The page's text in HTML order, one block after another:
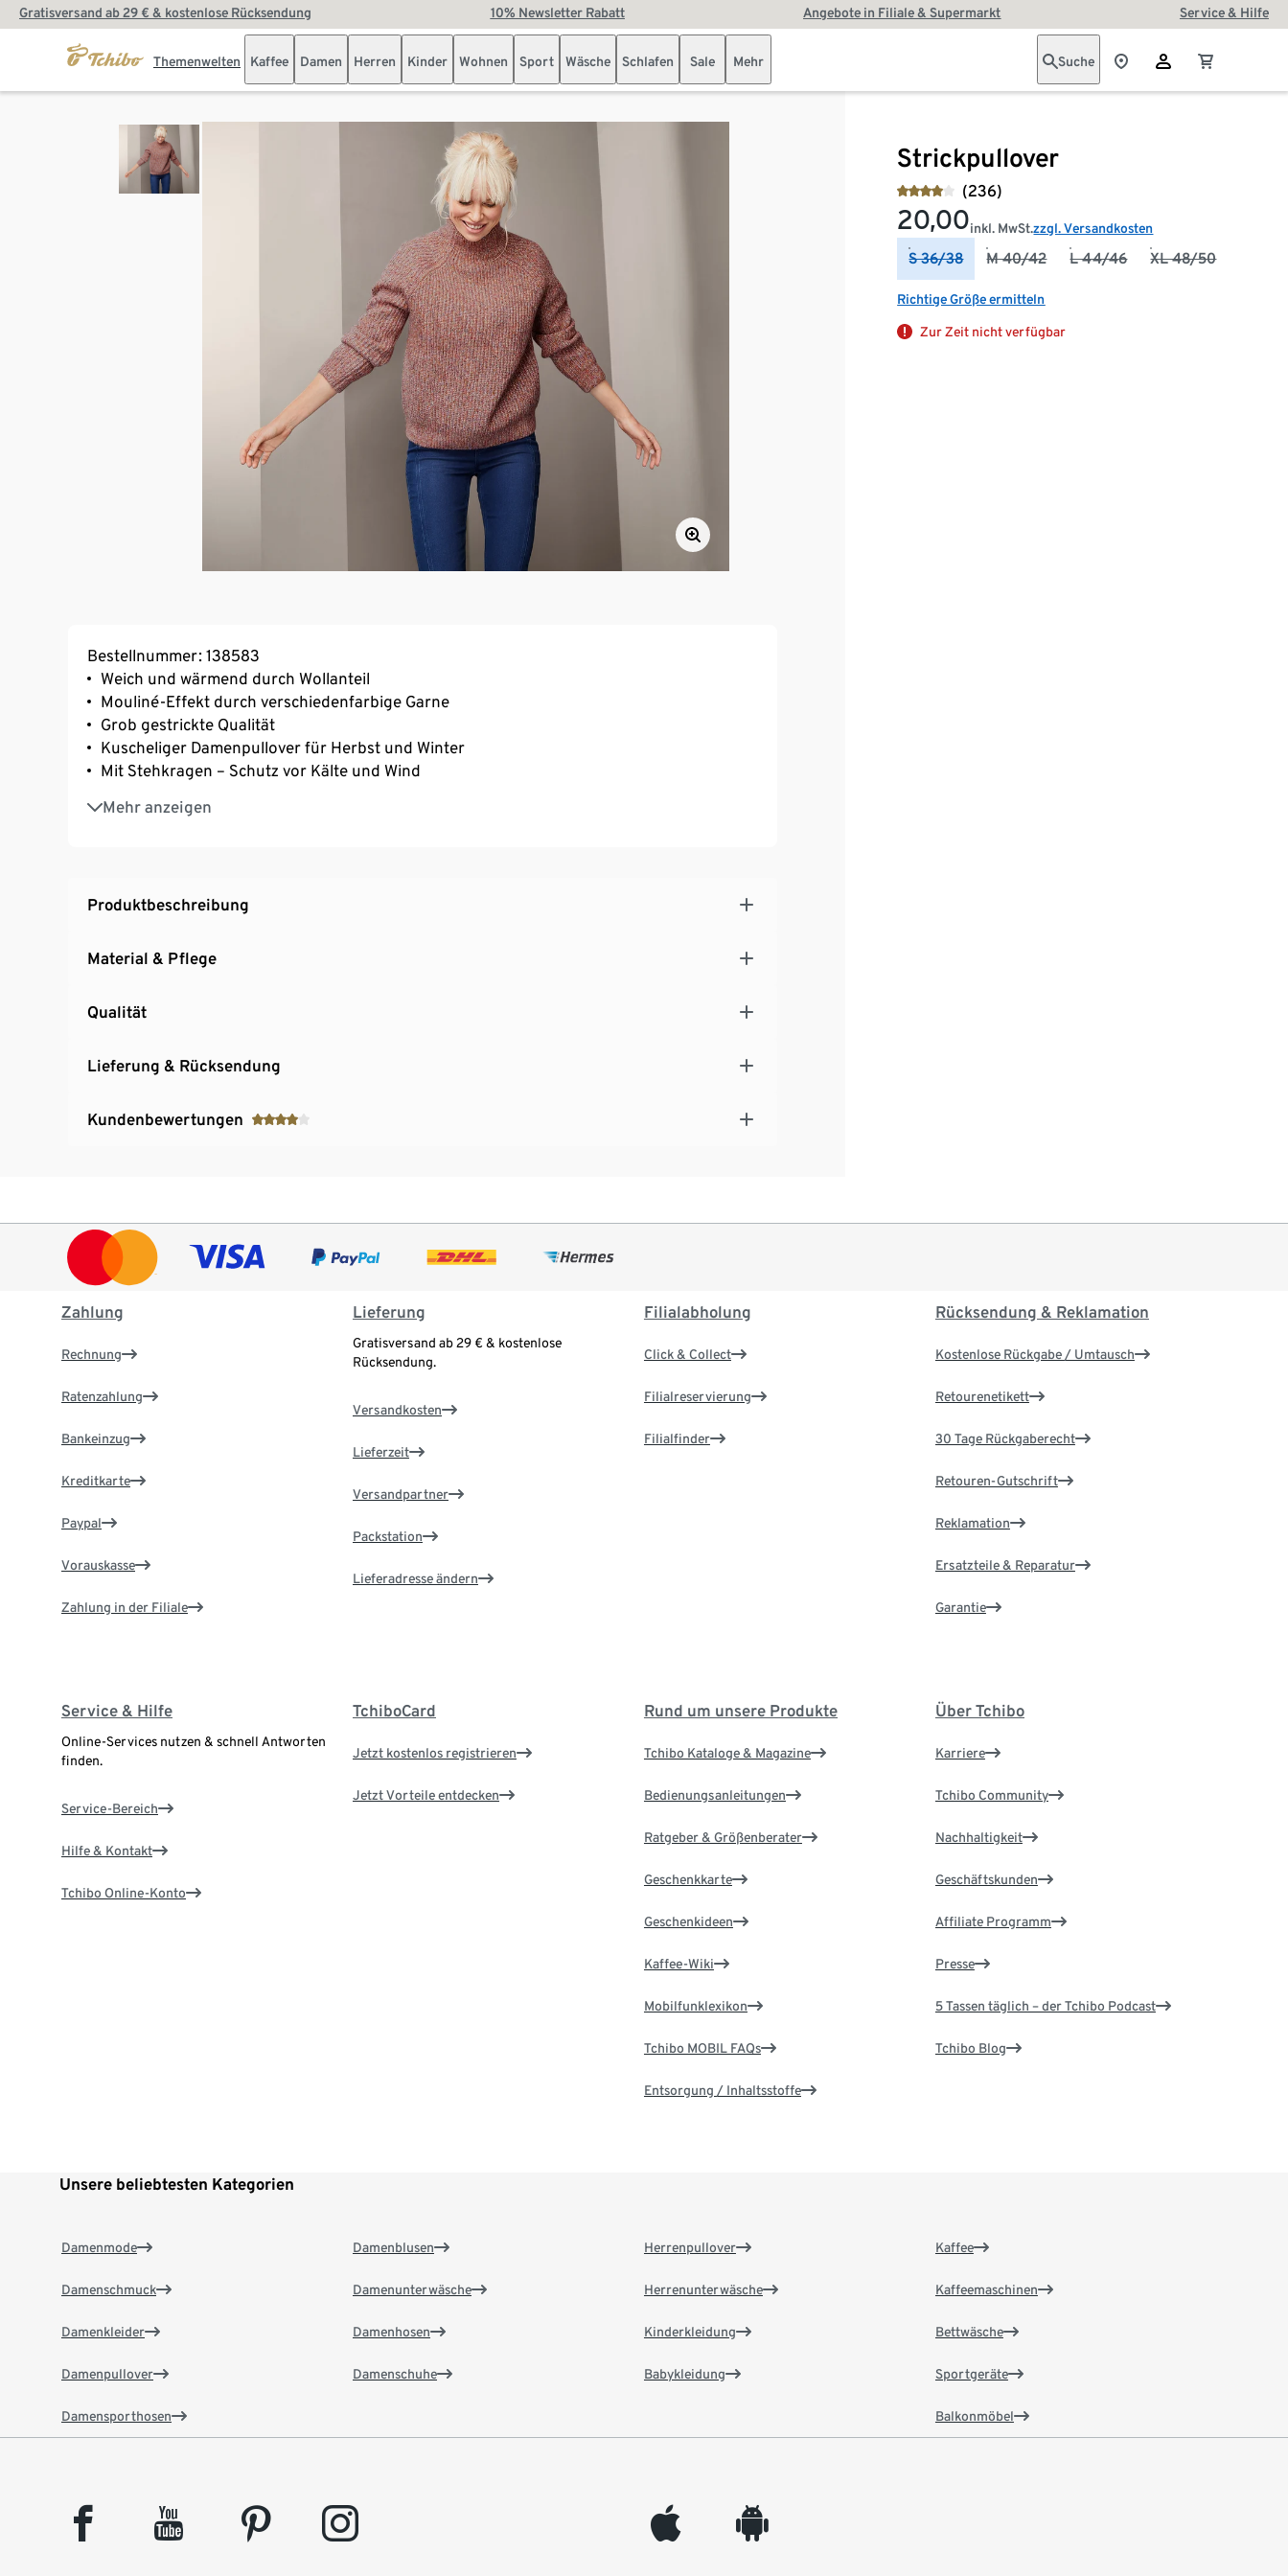
Gratisversand ab 29 € & kostenlose Rücksendung 10% Newsletter Rabatt Angebote in Filiale & Supermarkt Service & Hilfe
Themenwelten Kaffee Damen Herren Kinder Wohnen Sport Wäsche Schlafen Sale Mehr Suche
Strickpullover
(236)
20,00inkl. MwSt.zzgl. Versandkosten
S 36/38 M 40/42 L 44/46 XL 48/50
Richtige Größe ermitteln
Zur Zeit nicht verfügbar
Bestellnummer: 138583
Weich und wärmend durch Wollanteil
Mouliné-Effekt durch verschiedenfarbige Garne
Grob gestrickte Qualität
Kuscheliger Damenpullover für Herbst und Winter
Mit Stehkragen – Schutz vor Kälte und Wind
Mehr anzeigen
Raglanärmel
Rippbündchen an Ärmelabschluss und Saum
Produktbeschreibung
Material & Pflege
Qualität
Lieferung & Rücksendung
Kundenbewertungen
Zahlung
Rechnung
Ratenzahlung
Bankeinzug
Kreditkarte
Paypal
Vorauskasse
Zahlung in der Filiale
Lieferung
Gratisversand ab 29 € & kostenlose
Rücksendung.
Versandkosten
Lieferzeit
Versandpartner
Packstation
Lieferadresse ändern
Filialabholung
Click & Collect
Filialreservierung
Filialfinder
Rücksendung & Reklamation
Kostenlose Rückgabe / Umtausch
Retourenetikett
30 Tage Rückgaberecht
Retouren-Gutschrift
Reklamation
Ersatzteile & Reparatur
Garantie
Service & Hilfe
Online-Services nutzen & schnell Antworten
finden.
Service-Bereich
Hilfe & Kontakt
Tchibo Online-Konto
TchiboCard
Jetzt kostenlos registrieren
Jetzt Vorteile entdecken
Rund um unsere Produkte
Tchibo Kataloge & Magazine
Bedienungsanleitungen
Ratgeber & Größenberater
Geschenkkarte
Geschenkideen
Kaffee-Wiki
Mobilfunklexikon
Tchibo MOBIL FAQs
Entsorgung / Inhaltsstoffe
Über Tchibo
Karriere
Tchibo Community
Nachhaltigkeit
Geschäftskunden
Affiliate Programm
Presse
5 Tassen täglich – der Tchibo Podcast
Tchibo Blog
Unsere beliebtesten Kategorien
Damenmode
Damenschmuck
Damenkleider
Damenpullover
Damensporthosen
Damenblusen
Damenunterwäsche
Damenhosen
Damenschuhe
Herrenpullover
Herrenunterwäsche
Kinderkleidung
Babykleidung
Kaffee
Kaffeemaschinen
Bettwäsche
Sportgeräte
Balkonmöbel
facebook youtube pinterest instagram appleinc android